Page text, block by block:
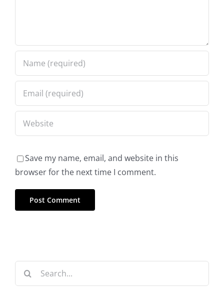
Save my name, email, and website in this
browser for the next time I comment.
Search